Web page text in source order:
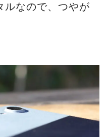
ルなので、つやが